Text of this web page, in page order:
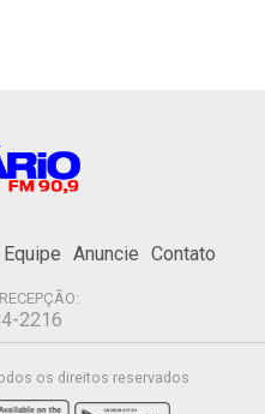
Equipe Anuncie Contato
2216
os direitos reservados